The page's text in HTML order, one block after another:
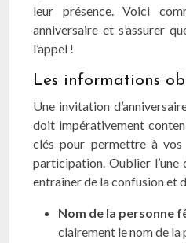
leur présence. Voici
anniversaire et s’assurer
l’appel !
Les informations
Une invitation
doit impérativement
clés pour permettre à
participation. Oublier l’une
entraîner de la confusion et
Nom de la personne
clairement le nom de